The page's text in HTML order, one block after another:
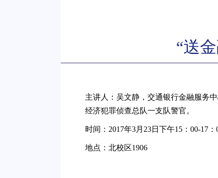
“送
主讲人：吴文静，交通银行金融服务
经济犯罪侦查总队一支队警官。
时间：2017年3月23日下午15：00-17：
地点：北校区1906